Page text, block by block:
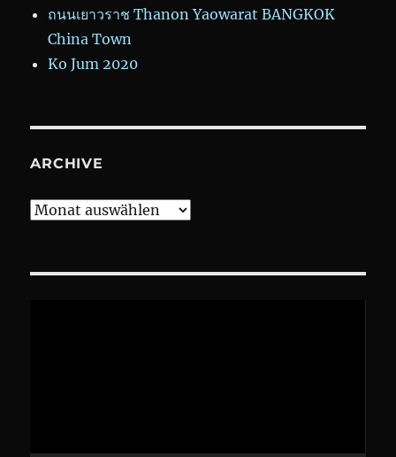
ถนนเยาวราช Thanon Yaowarat BANGKOK
China Town
Ko Jum 2020
ARCHIVE
Archive